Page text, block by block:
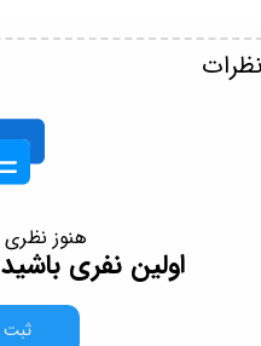
هنوز
اولین نفری
ثبت